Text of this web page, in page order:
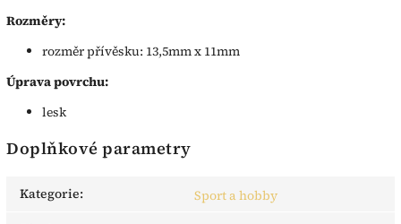
Rozměry:
rozměr přívěsku: 13,5mm x 11mm
Úprava povrchu:
lesk
Doplňkové parametry
Kategorie:
Sport a hobby